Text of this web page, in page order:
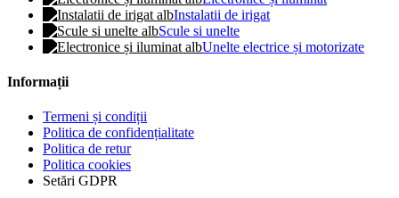
Instalatii de irigat
Scule si unelte
Unelte electrice și motorizate
Informații
Termeni și condiții
Politica de confidențialitate
Politica de retur
Politica cookies
Setări GDPR